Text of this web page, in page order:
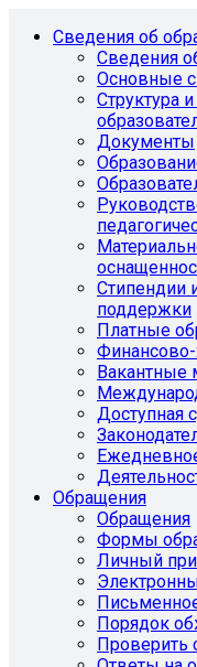
Сведения об
Сведения
Основные
Структура
Документы
Стипендии
поддержки
Платные
Финансово-
Вакантные
Доступная
Обращения
Обращения
Формы
Личный
Порядок
Проверить